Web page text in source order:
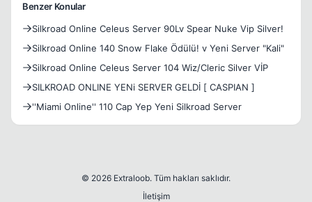
Benzer Konular
Silkroad Online Celeus Server 90Lv Spear Nuke Vip Silver!
Silkroad Online 140 Snow Flake Ödülü! v Yeni Server "Kali"
Silkroad Online Celeus Server 104 Wiz/Cleric Silver VİP
SILKROAD ONLINE YENi SERVER GELDİ [ CASPIAN ]
''Miami Online'' 110 Cap Yep Yeni Silkroad Server
© 2026 Extraloob. Tüm hakları saklıdır.
İletişim